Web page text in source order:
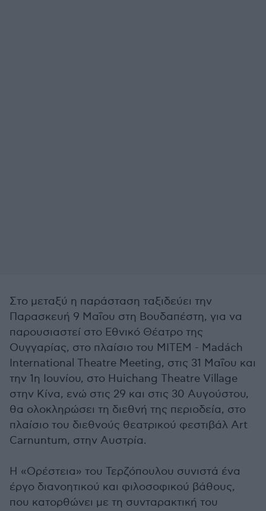
Στο μεταξύ η παράσταση ταξιδεύει την
Παρασκευή 9 Μαΐου στη Βουδαπέστη, για να
παρουσιαστεί στο Εθνικό Θέατρο της
Ουγγαρίας, στο πλαίσιο του MITEM - Madách
International Theatre Meeting, στις 31 Μαΐου και
την 1η Ιουνίου, στο Huichang Theatre Village
στην Κίνα, ενώ στις 29 και στις 30 Αυγούστου,
θα ολοκληρώσει τη διεθνή της περιοδεία, στο
πλαίσιο του διεθνούς θεατρικού φεστιβάλ Art
Carnuntum, στην Αυστρία.
Η «Ορέστεια» του Τερζόπουλου συνιστά ένα
έργο διανοητικού και φιλοσοφικού βάθους,
που κατορθώνει με τη συνταρακτική του